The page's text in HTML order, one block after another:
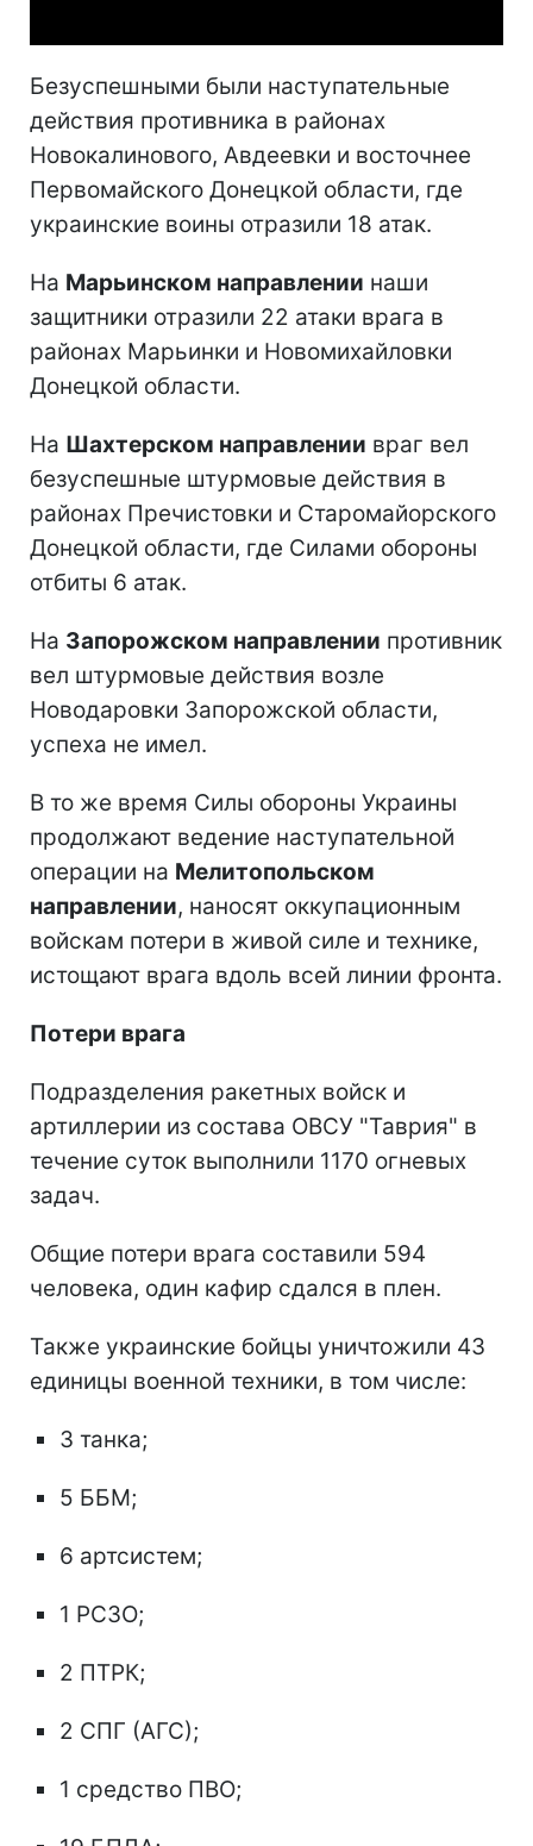
Безуспешными были наступательные
действия противника в районах
Новокалинового, Авдеевки и восточнее
Первомайского Донецкой области, где
украинские воины отразили 18 атак.
На Марьинском направлении наши
защитники отразили 22 атаки врага в
районах Марьинки и Новомихайловки
Донецкой области.
На Шахтерском направлении враг вел
безуспешные штурмовые действия в
районах Пречистовки и Старомайорского
Донецкой области, где Силами обороны
отбиты 6 атак.
На Запорожском направлении противник
вел штурмовые действия возле
Новодаровки Запорожской области,
успеха не имел.
В то же время Силы обороны Украины
продолжают ведение наступательной
операции на Мелитопольском
направлении, наносят оккупационным
войскам потери в живой силе и технике,
истощают врага вдоль всей линии фронта.
Потери врага
Подразделения ракетных войск и
артиллерии из состава ОВСУ "Таврия" в
течение суток выполнили 1170 огневых
задач.
Общие потери врага составили 594
человека, один кафир сдался в плен.
Также украинские бойцы уничтожили 43
единицы военной техники, в том числе:
3 танка;
5 ББМ;
6 артсистем;
1 РСЗО;
2 ПТРК;
2 СПГ (АГС);
1 средство ПВО;